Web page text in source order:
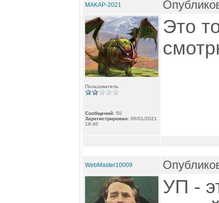
MAKAP-2021
Пользователь
Сообщений: 50
Зарегистрирован: 06/01/2021
19:40
Это
WebMaster10009
УП -